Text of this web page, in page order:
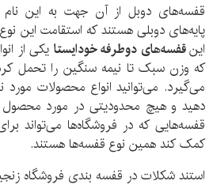
قفسه‌های دوبل از آن جهت به این نام
پایه‌های دوبلی هستند که استقامت این
اینقفسه‌های دوطرفه خودایستا یکی از
که وزن سبک تا نیمه سنگین را تحمل
می‌گیرد. می‌توانید انواع محصولات
دهید و هیچ محدودیتی در مورد محصول
قفسه‌هایی که در فروشگاه‌ها می‌تواند
کمک کند همین نوع قفسه‌ها هستند.
استند شکلات در قفسه بندی فروشگاه